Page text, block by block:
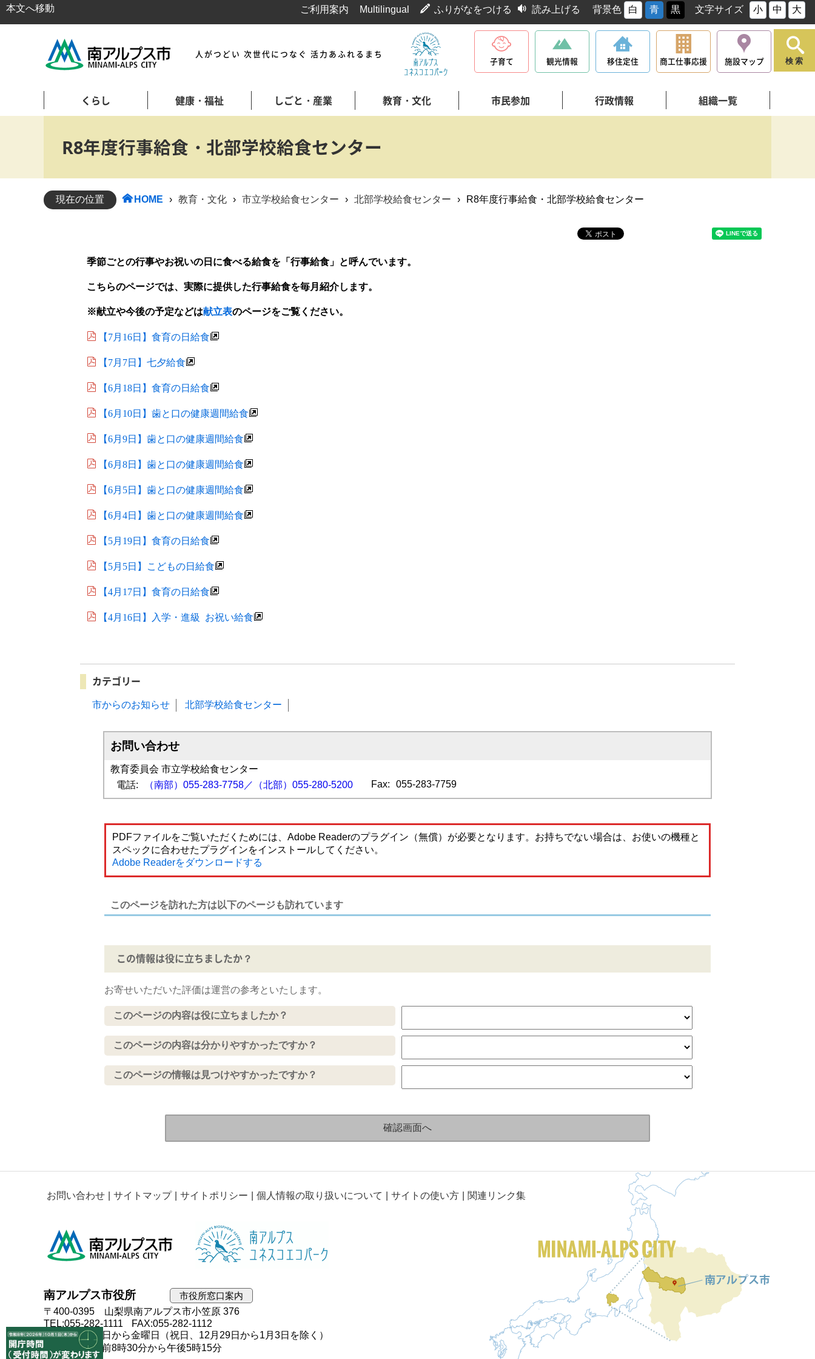
本文へ移動 ご利用案内 Multilingual ふりがなをつける 読み上げる 背景色 白 青 黒 文字サイズ 小 中 大
人がつどい 次世代につなぐ 活力あふれるまち
子育て 観光情報 移住定住 商工仕事応援 施設マップ
くらし 健康・福祉 しごと・産業 教育・文化 市民参加 行政情報 組織一覧
検索
R8年度行事給食・北部学校給食センター
現在の位置 HOME › 教育・文化 › 市立学校給食センター › 北部学校給食センター › R8年度行事給食・北部学校給食センター
季節ごとの行事やお祝いの日に食べる給食を「行事給食」と呼んでいます。
こちらのページでは、実際に提供した行事給食を毎月紹介します。
※献立や今後の予定などは献立表のページをご覧ください。
【7月16日】食育の日給食
【7月7日】七夕給食
【6月18日】食育の日給食
【6月10日】歯と口の健康週間給食
【6月9日】歯と口の健康週間給食
【6月8日】歯と口の健康週間給食
【6月5日】歯と口の健康週間給食
【6月4日】歯と口の健康週間給食
【5月19日】食育の日給食
【5月5日】こどもの日給食
【4月17日】食育の日給食
【4月16日】入学・進級 お祝い給食
カテゴリー
市からのお知らせ 北部学校給食センター
お問い合わせ
教育委員会 市立学校給食センター
電話:
（南部）055-283-7758／（北部）055-280-5200 Fax: 055-283-7759
PDFファイルをご覧いただくためには、Adobe Readerのプラグイン（無償）が必要となります。お持ちでない場合は、お使いの機種と
スペックに合わせたプラグインをインストールしてください。
Adobe Readerをダウンロードする
このページを訪れた方は以下のページも訪れています
この情報は役に立ちましたか？
お寄せいただいた評価は運営の参考といたします。
このページの内容は役に立ちましたか？
このページの内容は分かりやすかったですか？
このページの情報は見つけやすかったですか？
お問い合わせ サイトマップ サイトポリシー 個人情報の取り扱いについて サイトの使い方 関連リンク集
南アルプス市役所
市役所窓口案内
〒400-0395 山梨県南アルプス市小笠原 376
TEL:055-282-1111
FAX:055-282-1112
開庁日：月曜日から金曜日（祝日、12月29日から1月3日を除く）
開庁時間：午前8時30分から午後5時15分